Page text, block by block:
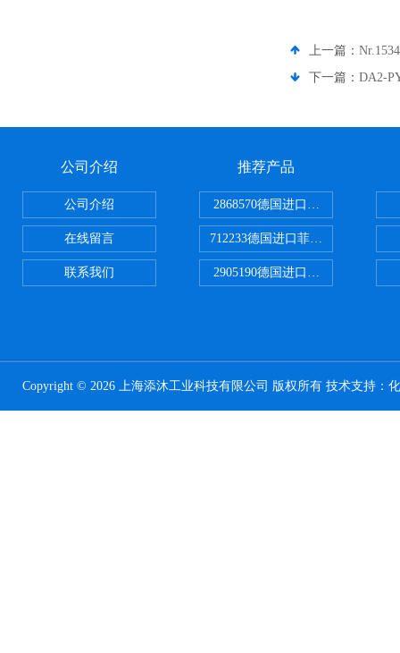
上一篇：
下一篇： DA2-
公司介绍
公司介绍
在线留言
联系我们
推荐产品
2868570德国进口菲尼克斯电源
712233德国进口菲尼克斯断路器
2905190德国进口菲尼克斯继电器
Copyright © 2026 上海添沐工业科技有限公司 版权所有 技术支持：